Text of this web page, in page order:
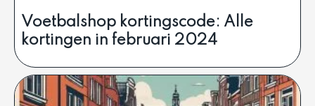
Voetbalshop kortingscode: Alle
kortingen in februari 2024